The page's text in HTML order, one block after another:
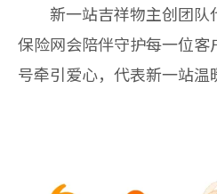
新一站吉祥物主创团
保险网会陪伴守护每一位
号牵引爱心，代表新一站温